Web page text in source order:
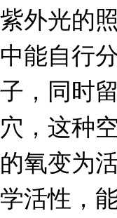
紫外光的
中能自行
子，同时
穴，这种
的氧变为
学活性，